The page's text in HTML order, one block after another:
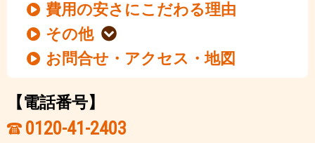
費用の安さにこだわる理由
その他
お問合せ・アクセス・地図
【電話番号】
0120-41-2403